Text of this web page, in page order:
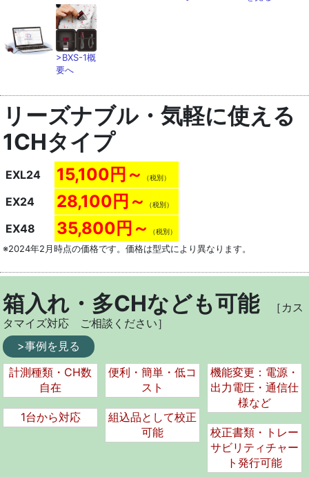
>BXS-1概
要へ
リーズナブル・気軽に使える
1CHタイプ
EXL24 15,100円～ （税別）
EX24 28,100円～ （税別）
EX48 35,800円～ （税別）
※2024年2月時点の価格です。価格は型式により異なります。
箱入れ・多CHなども可能［カス
タマイズ対応 ご相談ください］
>事例を見る
計測種類・CH数
自在
1台から対応
便利・簡単・低コ
スト
組込品として校正
可能
機能変更：電源・
出力電圧・通信仕
様など
校正書類・トレー
サビリティチャー
ト発行可能